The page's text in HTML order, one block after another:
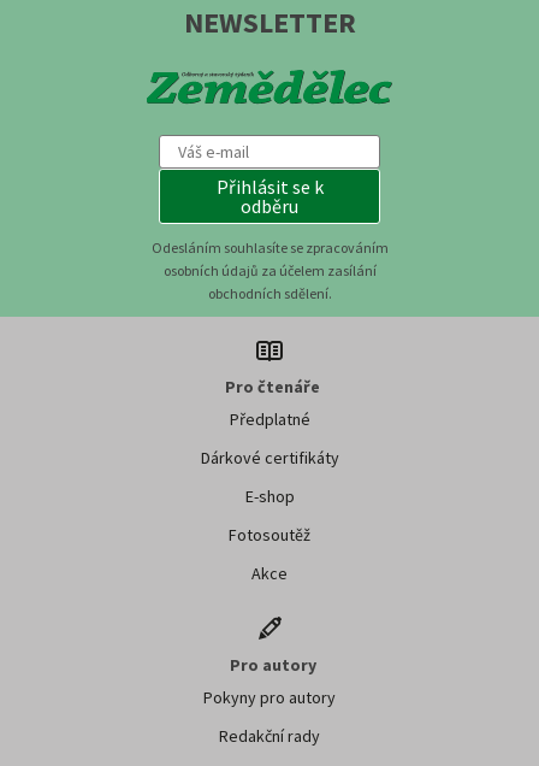
NEWSLETTER
Přihlásit se k
odběru
Odesláním souhlasíte se zpracováním
osobních údajů za účelem zasílání
obchodních sdělení.
Pro čtenáře
Předplatné
Dárkové certifikáty
E-shop
Fotosoutěž
Akce
Pro autory
Pokyny pro autory
Redakční rady